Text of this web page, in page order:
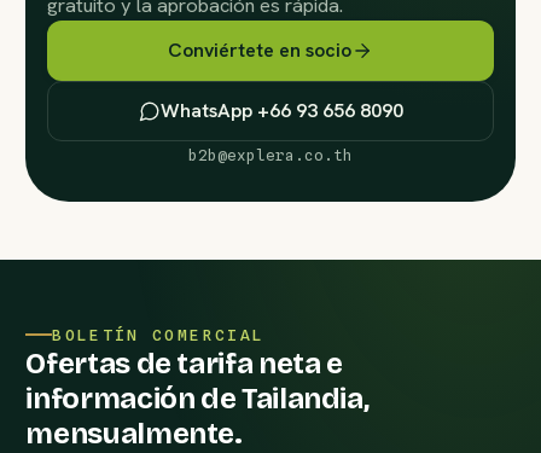
Conviértete en socio
WhatsApp +66 93 656 8090
b2b@explera.co.th
BOLETÍN COMERCIAL
Ofertas de tarifa neta e
información de Tailandia,
mensualmente.